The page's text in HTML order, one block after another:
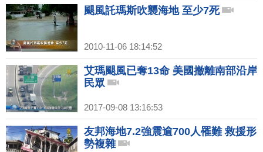
颶風託瑪斯吹襲海地 至少7死
2010-11-06 18:14:52
艾瑪颶風已奪13命 美國撤離南部沿岸
民眾
2017-09-08 13:16:53
友邦海地7.2強震逾700人罹難 救援形
勢複雜